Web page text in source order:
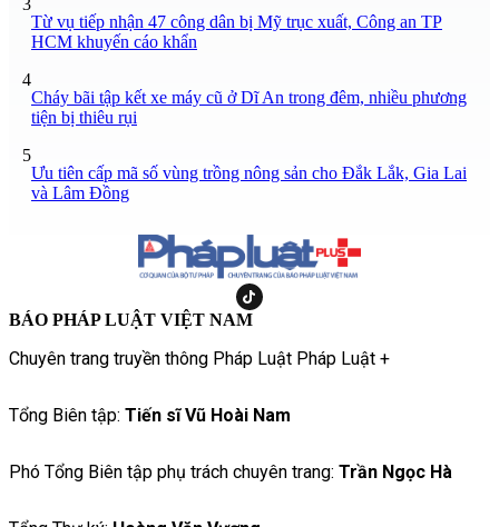
3
Từ vụ tiếp nhận 47 công dân bị Mỹ trục xuất, Công an TP
HCM khuyến cáo khẩn
4
Cháy bãi tập kết xe máy cũ ở Dĩ An trong đêm, nhiều phương
tiện bị thiêu rụi
5
Ưu tiên cấp mã số vùng trồng nông sản cho Đắk Lắk, Gia Lai
và Lâm Đồng
BÁO PHÁP LUẬT VIỆT NAM
Chuyên trang truyền thông Pháp Luật Pháp Luật +
Tổng Biên tập: Tiến sĩ Vũ Hoài Nam
Phó Tổng Biên tập phụ trách chuyên trang: Trần Ngọc Hà